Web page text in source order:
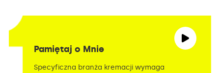
Pamiętaj o Mnie
Specyficzna branża kremacji wymaga